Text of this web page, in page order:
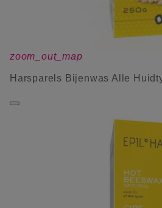
zoom_out_map
Harsparels Bijenwas Alle